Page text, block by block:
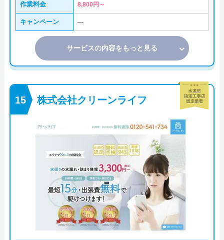
作業料金 8,800円～
キャンペーン ―
サービスの内容をもっと見る
株式会社クリーンライフ